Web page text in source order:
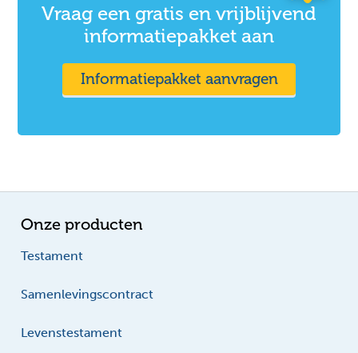
Vraag een gratis en vrijblijvend
informatiepakket aan
Informatiepakket aanvragen
Onze producten
Testament
Samenlevingscontract
Levenstestament